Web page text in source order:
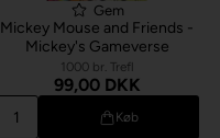
Gem
Mickey Mouse and Friends -
Mickey's Gameverse
1000 br. Trefl
99,00 DKK
Køb